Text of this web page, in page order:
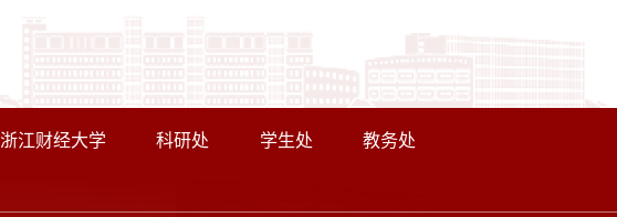
浙江财经大学 科研处 学生处
教务处